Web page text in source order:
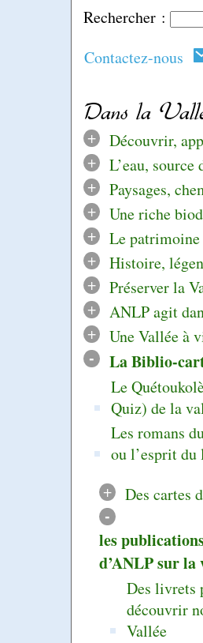
Rechercher :
Contactez-nous
Dans la
+
Découvrir,
+
L’eau, source
+
Paysages,
+
Une riche
+
Le patrimoine
+
Histoire,
+
Préserver la
+
ANLP agit
+
Une Vallée à
- La Biblio-
Le
Quiz) de la
Les romans
ou l’esprit du
+
Des cartes
-
les
d’ANLP sur la
Des livrets
découvrir
Vallée